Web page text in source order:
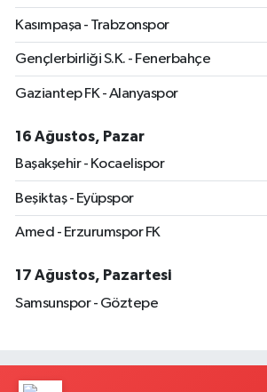
Kasımpaşa - Trabzonspor
Gençlerbirliği S.K. - Fenerbahçe
Gaziantep FK - Alanyaspor
16 Ağustos, Pazar
Başakşehir - Kocaelispor
Beşiktaş - Eyüpspor
Amed - Erzurumspor FK
17 Ağustos, Pazartesi
Samsunspor - Göztepe